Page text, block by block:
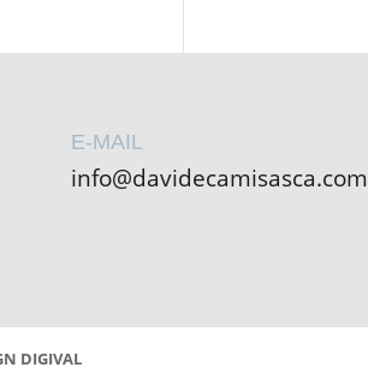
E-MAIL
info@davidecamisasca.com
DIGIVAL